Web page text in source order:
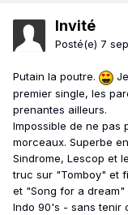
Invité
Posté(e) 7
Putain la poutre.
premier single, les
prenantes ailleurs.
Impossible de ne pas
morceaux. Superbe
Sindrome, Lescop et
truc sur "Tomboy" et
et "Song for a
Indo 90's - sans tenir